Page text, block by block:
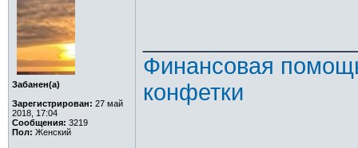
Забанен(а)
Зарегистрирован: 27 май
2018, 17:04
Сообщения: 3219
Пол: Женский
Финансовая
конфетки